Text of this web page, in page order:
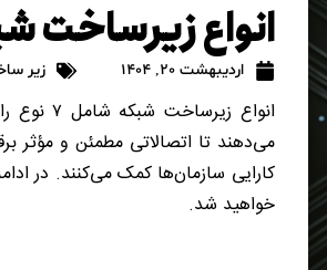
انواع
اردیبهشت 20, 1404 زیر
انواع
می‌دهند تا اتصالاتی مطمئن و مؤثر
کارایی سازمان‌ها کمک می‌کنند. در
خواهید شد.